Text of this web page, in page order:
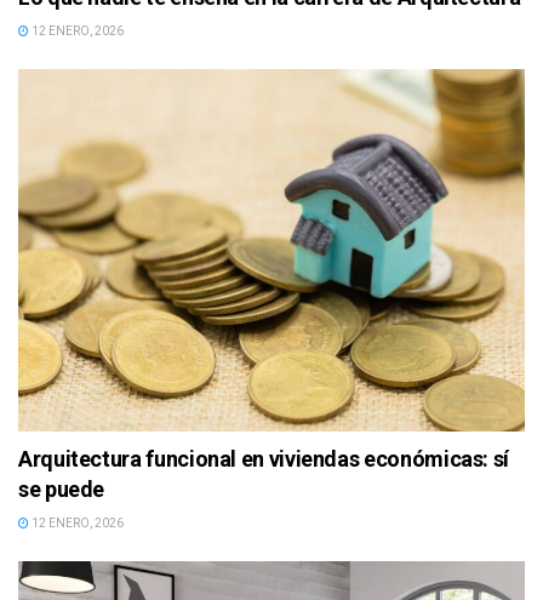
12 ENERO, 2026
Arquitectura funcional en viviendas económicas: sí
se puede
12 ENERO, 2026